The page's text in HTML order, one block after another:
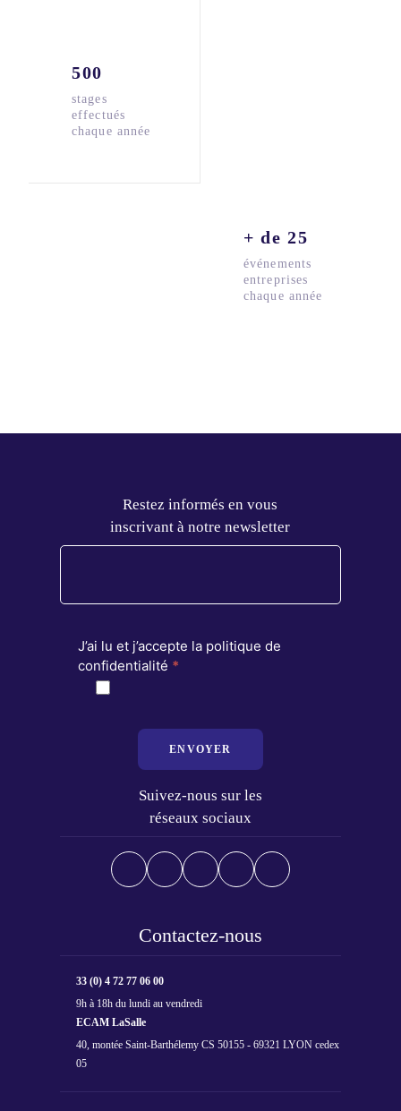
500
stages
effectués
chaque année
+ de 25
événements
entreprises
chaque année
Restez informés en vous
inscrivant à notre newsletter
J’ai lu et j’accepte la politique de
confidentialité *
ENVOYER
Suivez-nous sur les
réseaux sociaux
Contactez-nous
33 (0) 4 72 77 06 00
9h à 18h du lundi au vendredi
ECAM LaSalle
40, montée Saint-Barthélemy CS 50155 - 69321 LYON cedex
05